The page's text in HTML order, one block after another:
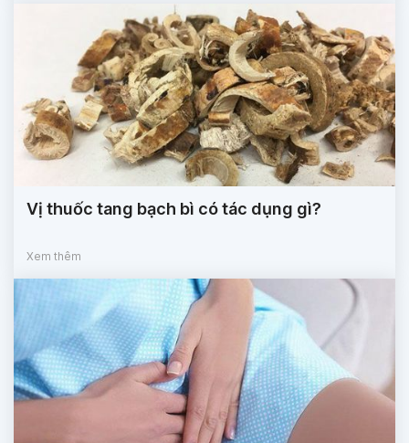
Vị thuốc tang bạch bì có tác dụng gì?
Xem thêm